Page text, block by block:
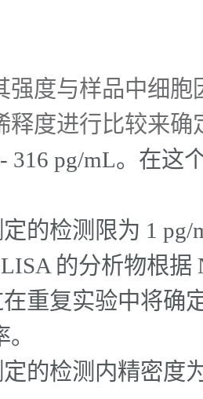
强度与样品中细
释度进行比较来确
316 pg/mL。在这
的检测限为 1
的分析物根
重复实验中将确
的检测内精密度